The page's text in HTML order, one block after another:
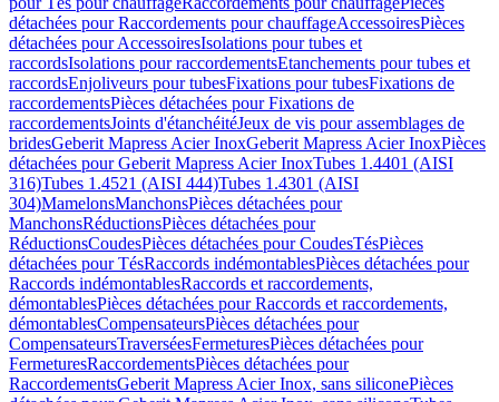
détachées pour Raccordements pour chauffageAccessoiresPièces
détachées pour AccessoiresIsolations pour tubes et
raccordsIsolations pour raccordementsEtanchements pour tubes et
raccordsEnjoliveurs pour tubesFixations pour tubesFixations de
raccordementsPièces détachées pour Fixations de
raccordementsJoints d'étanchéitéJeux de vis pour assemblages de
bridesGeberit Mapress Acier InoxGeberit Mapress Acier InoxPièces
détachées pour Geberit Mapress Acier InoxTubes 1.4401 (AISI
316)Tubes 1.4521 (AISI 444)Tubes 1.4301 (AISI
304)MamelonsManchonsPièces détachées pour
ManchonsRéductionsPièces détachées pour
RéductionsCoudesPièces détachées pour CoudesTésPièces
détachées pour TésRaccords indémontablesPièces détachées pour
Raccords indémontablesRaccords et raccordements,
démontablesPièces détachées pour Raccords et raccordements,
démontablesCompensateursPièces détachées pour
CompensateursTraverséesFermeturesPièces détachées pour
FermeturesRaccordementsPièces détachées pour
RaccordementsGeberit Mapress Acier Inox, sans siliconePièces